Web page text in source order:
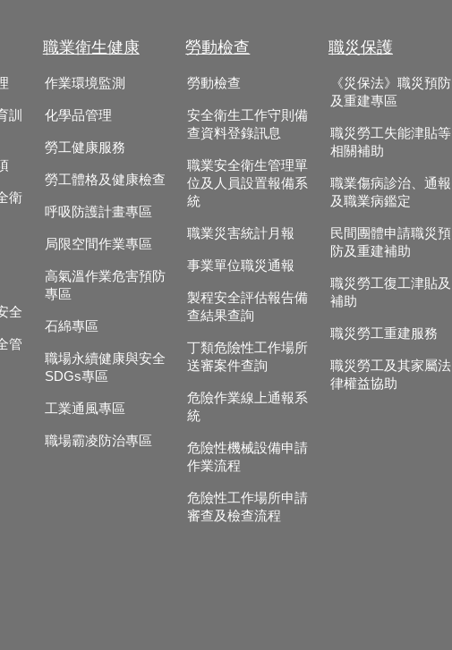
訓
衛
全
管
職業衛生健康
作業環境監測
化學品管理
勞工健康服務
勞工體格及健康檢查
呼吸防護計畫專區
局限空間作業專區
高氣溫作業危害預防
專區
石綿專區
職場永續健康與安全
SDGs專區
工業通風專區
職場霸凌防治專區
勞動檢查
勞動檢查
安全衛生工作守則備
查資料登錄訊息
職業安全衛生管理單
位及人員設置報備系
統
職業災害統計月報
事業單位職災通報
製程安全評估報告備
查結果查詢
丁類危險性工作場所
送審案件查詢
危險作業線上通報系
統
危險性機械設備申請
作業流程
危險性工作場所申請
審查及檢查流程
職災保護
《災保法》職災預防
及重建專區
職災勞工失能津貼等
相關補助
職業傷病診治、通報
及職業病鑑定
民間團體申請職災預
防及重建補助
職災勞工復工津貼及
補助
職災勞工重建服務
職災勞工及其家屬法
律權益協助